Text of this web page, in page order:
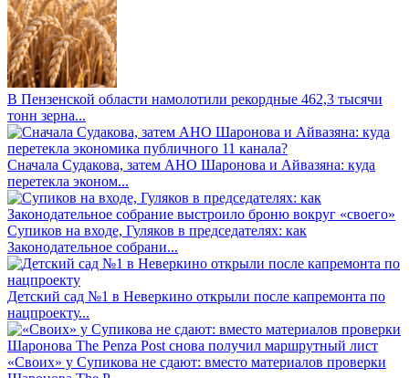
В Пензенской области намолотили рекордные 462,3 тысячи
тонн зерна...
Сначала Судакова, затем АНО Шаронова и Айвазяна: куда
перетекла эконом...
Супиков на входе, Гуляков в председателях: как
Законодательное собрани...
Детский сад №1 в Неверкино открыли после капремонта по
нацпроекту...
«Своих» у Супикова не сдают: вместо материалов проверки